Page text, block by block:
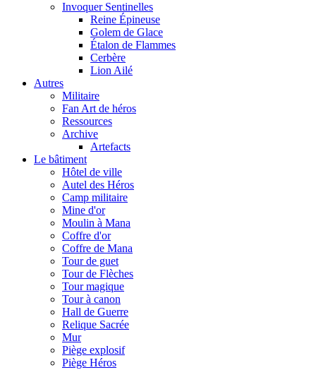
Invoquer Sentinelles
Reine Épineuse
Golem de Glace
Étalon de Flammes
Cerbère
Lion Ailé
Autres
Militaire
Fan Art de héros
Ressources
Archive
Artefacts
Le bâtiment
Hôtel de ville
Autel des Héros
Camp militaire
Mine d'or
Moulin à Mana
Coffre d'or
Coffre de Mana
Tour de guet
Tour de Flèches
Tour magique
Tour à canon
Hall de Guerre
Relique Sacrée
Mur
Piège explosif
Piège Héros